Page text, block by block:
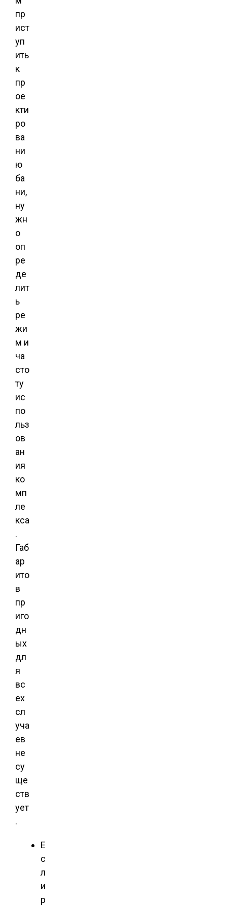
пр
ист
уп
ить
к
пр
ое
кти
ро
ва
ни
ю
ба
ни,
ну
жн
о
оп
ре
де
лит
ь
ре
жи
м и
ча
сто
ту
ис
по
льз
ов
ан
ия
ко
мп
ле
кса
.
Габ
ар
ито
в
пр
иго
дн
ых
дл
я
вс
ех
сл
уча
ев
не
су
ще
ств
ует
.
Е
с
л
и
р